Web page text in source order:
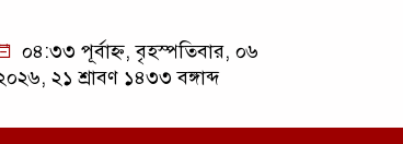
০৪:৩৩ পূর্বাহ্ন, বৃহস্পতিবার, ০৬
২১ শ্রাবণ ১৪৩৩ বঙ্গাব্দ